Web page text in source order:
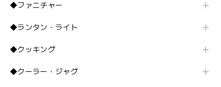
◆ファニチャー
◆ランタン・ライト
◆クッキング
◆クーラー・ジャグ